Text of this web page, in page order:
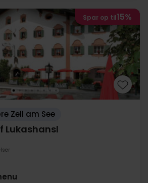
Spar op til15%
Zell am See
Lukashansl